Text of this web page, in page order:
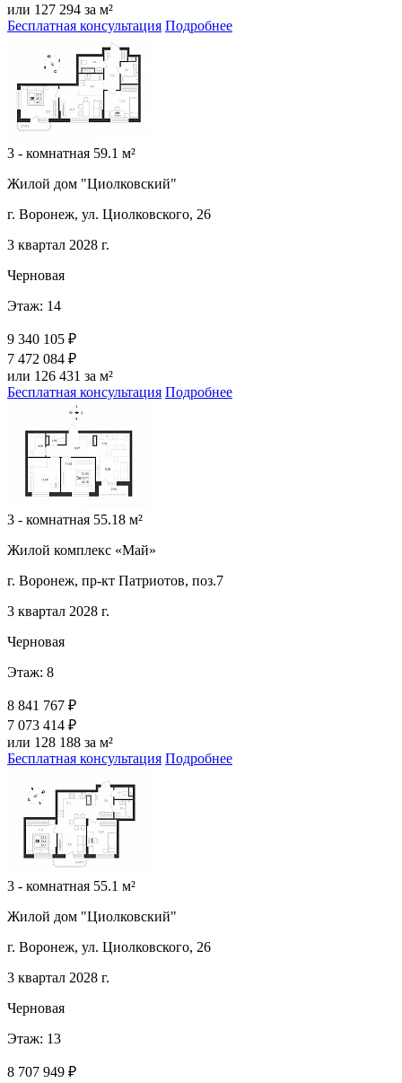
или 127 294 за м²
Бесплатная консультация Подробнее
3 - комнатная 59.1 м²
Жилой дом "Циолковский"
г. Воронеж, ул. Циолковского, 26
3 квартал 2028 г.
Черновая
Этаж: 14
9 340 105 ₽
7 472 084 ₽
или 126 431 за м²
Бесплатная консультация Подробнее
3 - комнатная 55.18 м²
Жилой комплекс «Май»
г. Воронеж, пр-кт Патриотов, поз.7
3 квартал 2028 г.
Черновая
Этаж: 8
8 841 767 ₽
7 073 414 ₽
или 128 188 за м²
Бесплатная консультация Подробнее
3 - комнатная 55.1 м²
Жилой дом "Циолковский"
г. Воронеж, ул. Циолковского, 26
3 квартал 2028 г.
Черновая
Этаж: 13
8 707 949 ₽